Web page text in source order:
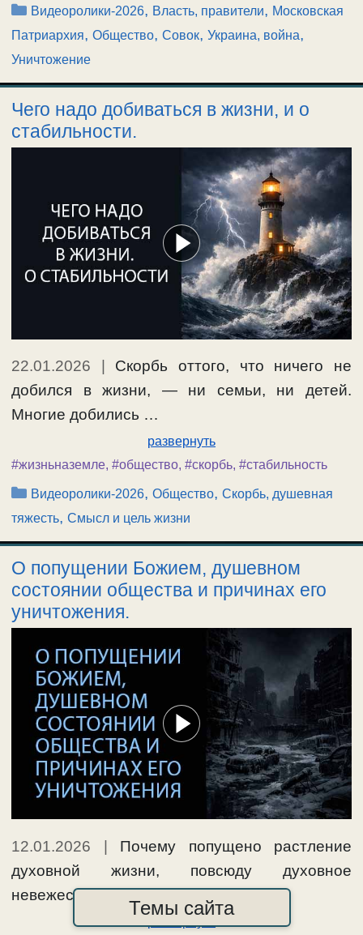
Рубрики
Видеоролики-2026, Власть, правители, Московская
Патриархия, Общество, Совок, Украина, война,
Уничтожение
Чего надо добиваться в жизни, и о
стабильности.
22.01.2026
Скорбь оттого, что ничего не
добился в жизни, — ни семьи, ни детей.
Многие добились …
развернуть
#жизньназемле, #общество, #скорбь, #стабильность
Рубрики
Видеоролики-2026,Общество,Скорбь, душевная
тяжесть, Смысл и цель жизни
О попущении Божием, душевном
состоянии общества и причинах его
уничтожения.
12.01.2026
Почему попущено растление
духовной жизни, повсюду духовное
невежество и отступление. …
Темы сайта